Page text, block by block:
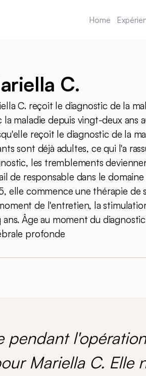
Home
C.
C. reçoit le diagnostic de la
la maladie depuis vingt-deux ans
reçoit le diagnostic de la
sont déjà adultes, ce qui l'a
les tremblements
de responsable dans le
elle commence une thérapie
de l'entretien, la
ans. Âge au moment du
profonde
pendant
Mariella C. Elle